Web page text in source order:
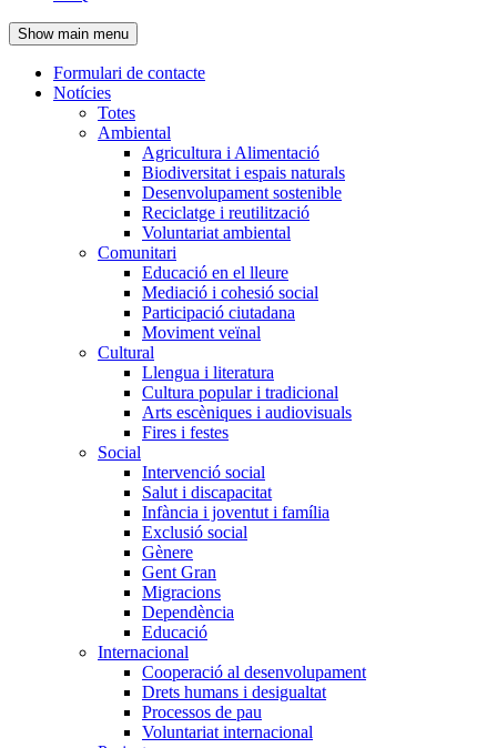
de
l'encapçalament
Show main menu
Navegació
principal
Formulari de contacte
Notícies
Totes
Ambiental
Agricultura i Alimentació
Biodiversitat i espais naturals
Desenvolupament sostenible
Reciclatge i reutilització
Voluntariat ambiental
Comunitari
Educació en el lleure
Mediació i cohesió social
Participació ciutadana
Moviment veïnal
Cultural
Llengua i literatura
Cultura popular i tradicional
Arts escèniques i audiovisuals
Fires i festes
Social
Intervenció social
Salut i discapacitat
Infància i joventut i família
Exclusió social
Gènere
Gent Gran
Migracions
Dependència
Educació
Internacional
Cooperació al desenvolupament
Drets humans i desigualtat
Processos de pau
Voluntariat internacional